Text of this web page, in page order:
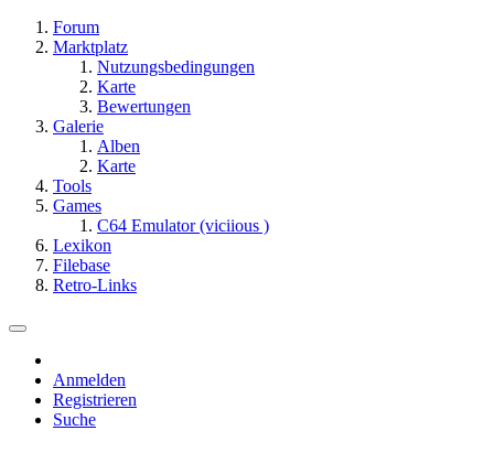
Forum
Marktplatz
Nutzungsbedingungen
Karte
Bewertungen
Galerie
Alben
Karte
Tools
Games
C64 Emulator (viciious )
Lexikon
Filebase
Retro-Links
Anmelden
Registrieren
Suche